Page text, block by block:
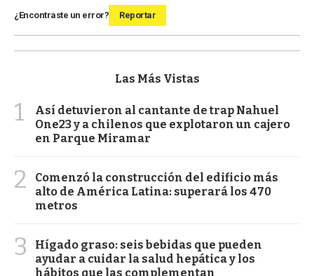
¿Encontraste un error? Reportar
Las Más Vistas
1
Así detuvieron al cantante de trap Nahuel
One23 y a chilenos que explotaron un cajero
en Parque Miramar
2
Comenzó la construcción del edificio más
alto de América Latina: superará los 470
metros
3
Hígado graso: seis bebidas que pueden
ayudar a cuidar la salud hepática y los
hábitos que las complementan